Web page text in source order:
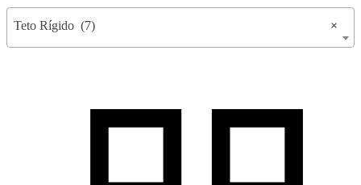
×
Teto Rígido (7)